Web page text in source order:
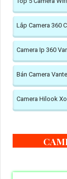
Lắp Camera 360
Camera Ip 360
Bán Camera
Camera Hilook